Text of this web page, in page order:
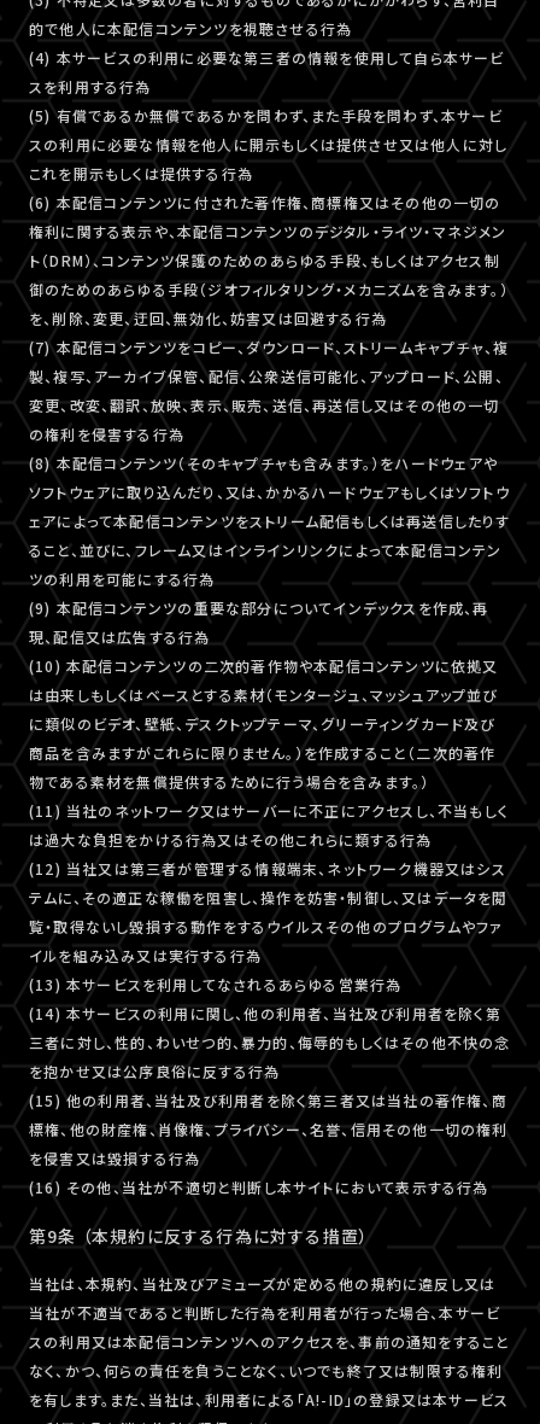
的で他人に本配信コンテンツを視聴させる行為
(4) 本サービスの利用に必要な第三者の情報を使用して自ら本サービ
スを利用する行為
(5) 有償であるか無償であるかを問わず、また手段を問わず、本サービ
スの利用に必要な情報を他人に開示もしくは提供させ又は他人に対し
これを開示もしくは提供する行為
(6) 本配信コンテンツに付された著作権、商標権又はその他の一切の
権利に関する表示や、本配信コンテンツのデジタル・ライツ・マネジメン
ト（DRM）、コンテンツ保護のためのあらゆる手段、もしくはアクセス制
御のためのあらゆる手段（ジオフィルタリング・メカニズムを含みます。）
を、削除、変更、迂回、無効化、妨害又は回避する行為
(7) 本配信コンテンツをコピー、ダウンロード、ストリームキャプチャ、複
製、複写、アーカイブ保管、配信、公衆送信可能化、アップロード、公開、
変更、改変、翻訳、放映、表示、販売、送信、再送信し又はその他の一切
の権利を侵害する行為
(8) 本配信コンテンツ（そのキャプチャも含みます。）をハードウェアや
ソフトウェアに取り込んだり、又は、かかるハードウェアもしくはソフトウ
ェアによって本配信コンテンツをストリーム配信もしくは再送信したりす
ること、並びに、フレーム又はインラインリンクによって本配信コンテン
ツの利用を可能にする行為
(9) 本配信コンテンツの重要な部分についてインデックスを作成、再
現、配信又は広告する行為
(10) 本配信コンテンツの二次的著作物や本配信コンテンツに依拠又
は由来しもしくはベースとする素材（モンタージュ、マッシュアップ並び
に類似のビデオ、壁紙、デスクトップテーマ、グリーティングカード及び
商品を含みますがこれらに限りません。）を作成すること（二次的著作
物である素材を無償提供するために行う場合を含みます。）
(11) 当社のネットワーク又はサーバーに不正にアクセスし、不当もしく
は過大な負担をかける行為又はその他これらに類する行為
(12) 当社又は第三者が管理する情報端末、ネットワーク機器又はシス
テムに、その適正な稼働を阻害し、操作を妨害・制御し、又はデータを閲
覧・取得ないし毀損する動作をするウイルスその他のプログラムやファ
イルを組み込み又は実行する行為
(13) 本サービスを利用してなされるあらゆる営業行為
(14) 本サービスの利用に関し、他の利用者、当社及び利用者を除く第
三者に対し、性的、わいせつ的、暴力的、侮辱的もしくはその他不快の念
を抱かせ又は公序良俗に反する行為
(15) 他の利用者、当社及び利用者を除く第三者又は当社の著作権、商
標権、他の財産権、肖像権、プライバシー、名誉、信用その他一切の権利
を侵害又は毀損する行為
(16) その他、当社が不適切と判断し本サイトにおいて表示する行為
第9条 （本規約に反する行為に対する措置）
当社は、本規約、当社及びアミューズが定める他の規約に違反し又は
当社が不適当であると判断した行為を利用者が行った場合、本サービ
スの利用又は本配信コンテンツへのアクセスを、事前の通知をすること
なく、かつ、何らの責任を負うことなく、いつでも終了又は制限する権利
を有します。また、当社は、利用者による「A!-ID」の登録又は本サービス